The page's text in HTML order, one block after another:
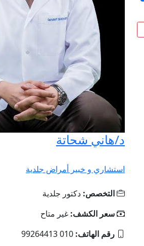
د/هاني شحاتة
استشاري و خبير أمراض جلدية
التخصص: دكتور جلدية
سعر الكشف: غير متاح
رقم الهاتف: 010 99264413